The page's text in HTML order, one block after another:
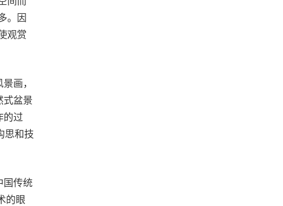
。因
观赏
画，
式盆景
的过
思和技
国传统
的眼